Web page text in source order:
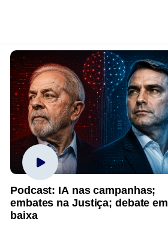
Podcast: IA nas campanhas;
embates na Justiça; debate em
baixa